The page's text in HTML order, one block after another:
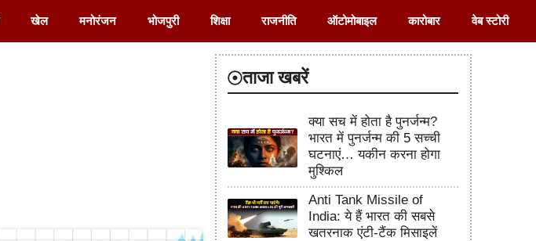
खेल मनोरंजन भोजपुरी शिक्षा राजनीति ऑटोमोबाइल कारोबार वेब स्टोरी
ताजा खबरें
क्या सच में होता है पुनर्जन्म?
भारत में पुनर्जन्म की 5 सच्ची
घटनाएं… यकीन करना होगा
मुश्किल
Anti Tank Missile of
India: ये हैं भारत की सबसे
खतरनाक एंटी-टैंक मिसाइलें